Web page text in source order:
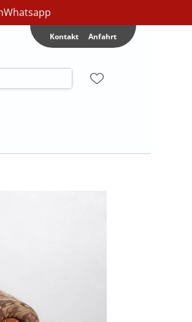
Whatsapp
Kontakt Anfahrt